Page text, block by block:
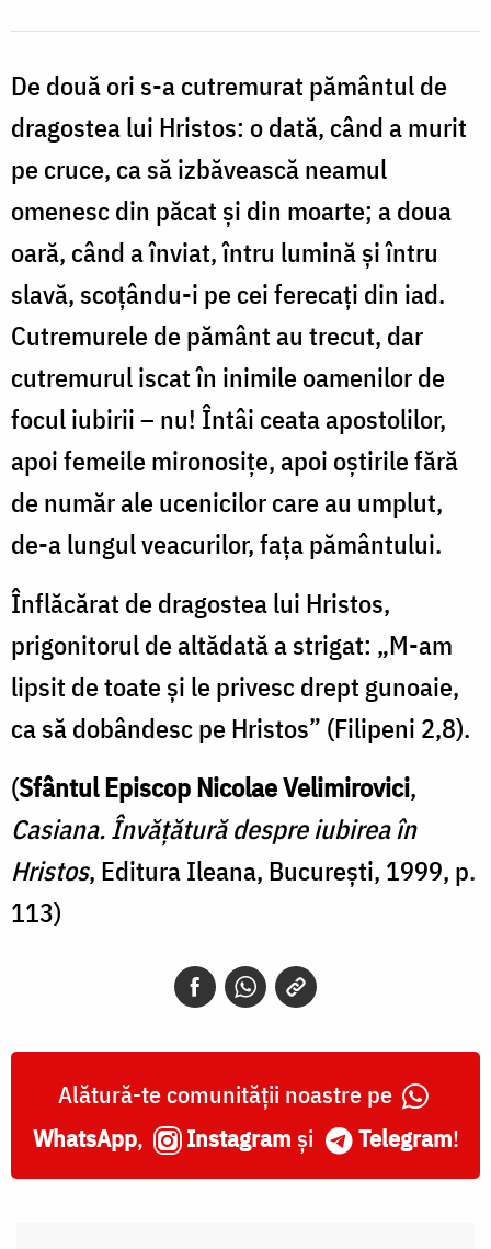
De două ori s-a cutremurat pământul de
dragostea lui Hristos: o dată, când a murit
pe cruce, ca să izbăvească neamul
omenesc din păcat şi din moarte; a doua
oară, când a înviat, întru lumină şi întru
slavă, scoţându-i pe cei ferecaţi din iad.
Cutremurele de pământ au trecut, dar
cutremurul iscat în inimile oamenilor de
focul iubirii – nu! Întâi ceata apostolilor,
apoi femeile mironosiţe, apoi oştirile fără
de număr ale ucenicilor care au umplut,
de-a lungul veacurilor, faţa pământului.
Înflăcărat de dragostea lui Hristos,
prigonitorul de altădată a strigat: „M-am
lipsit de toate şi le privesc drept gunoaie,
ca să dobândesc pe Hristos” (Filipeni 2,8).
(Sfântul Episcop Nicolae Velimirovici,
Casiana. Învăţătură despre iubirea în
Hristos, Editura Ileana, Bucureşti, 1999, p.
113)
Alătură-te comunității noastre pe
WhatsApp, Instagram și Telegram!